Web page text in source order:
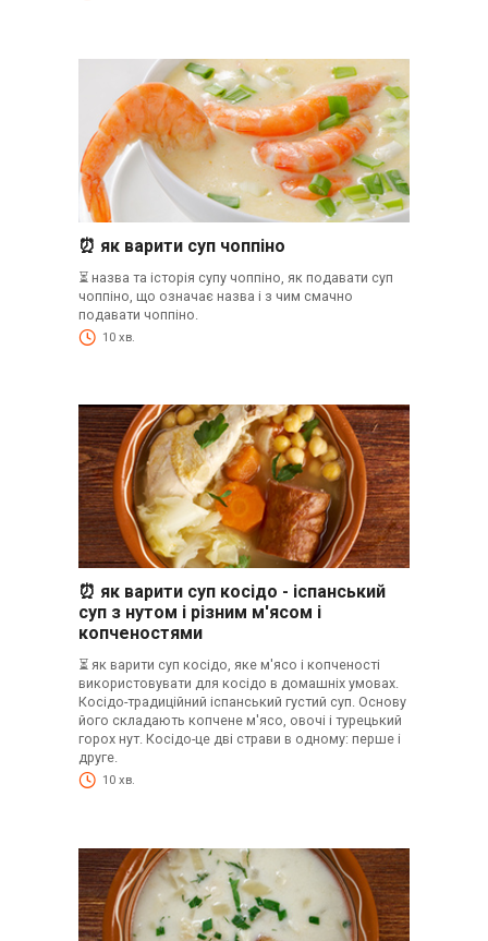
⏰ як варити суп чоппіно
⏳ назва та історія супу чоппіно, як подавати суп
чоппіно, що означає назва і з чим смачно
подавати чоппіно.
10 хв.
⏰ як варити суп косідо - іспанський
суп з нутом і різним м'ясом і
копченостями
⏳ як варити суп косідо, яке м'ясо і копченості
використовувати для косідо в домашніх умовах.
Косідо-традиційний іспанський густий суп. Основу
його складають копчене м'ясо, овочі і турецький
горох нут. Косідо-це дві страви в одному: перше і
друге.
10 хв.